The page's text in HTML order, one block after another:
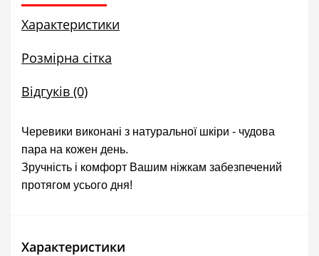
Характеристики
Розмірна сітка
Відгуків (0)
Черевики виконані з натуральної шкіри - чудова
пара на кожен день.
Зручність і комфорт Вашим ніжкам забезпечений
протягом усього дня!
Характеристики